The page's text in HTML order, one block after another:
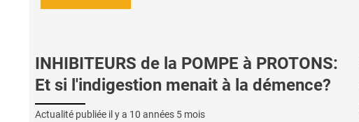
INHIBITEURS de la POMPE à PROTONS:
Et si l'indigestion menait à la démence?
Actualité publiée il y a 10 années 5 mois